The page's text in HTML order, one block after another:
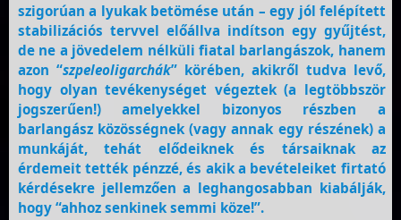
szigorúan a lyukak betömése után – egy jól felépített
stabilizációs tervvel előállva indítson egy gyűjtést,
de ne a jövedelem nélküli fiatal barlangászok, hanem
azon “szpeleoligarchák” körében, akikről tudva levő,
hogy olyan tevékenységet végeztek (a legtöbbször
jogszerűen!) amelyekkel bizonyos részben a
barlangász közösségnek (vagy annak egy részének) a
munkáját, tehát elődeiknek és társaiknak az
érdemeit tették pénzzé, és akik a bevételeiket firtató
kérdésekre jellemzően a leghangosabban kiabálják,
hogy “ahhoz senkinek semmi köze!”.